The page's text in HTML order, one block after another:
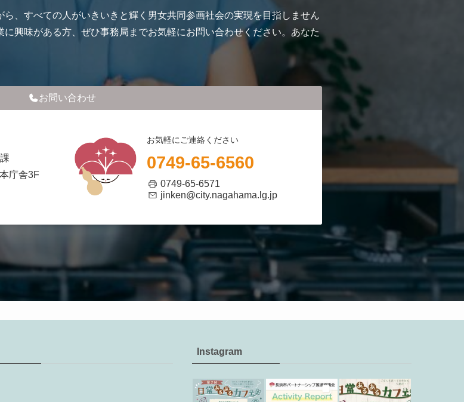
、すべての人がいきいきと輝く男⼥共同参画社会の実現を⽬指しません
興味がある方、ぜひ事務局までお気軽にお問い合わせください。あなた
お問い合わせ
庁舎3F
お気軽にご連絡ください
0749-65-6560
0749-65-6571
jinken@city.nagahama.lg.jp
Instagram